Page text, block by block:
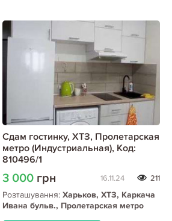
Сдам гостинку, ХТЗ, Пролетарская
метро (Индустриальная), Код:
810496/1
3 000 грн 16.11.24 211
Розташування: Харьков, ХТЗ, Каркача
Ивана бульв., Пролетарская метро